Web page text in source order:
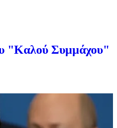
"Καλού Συμμάχου"